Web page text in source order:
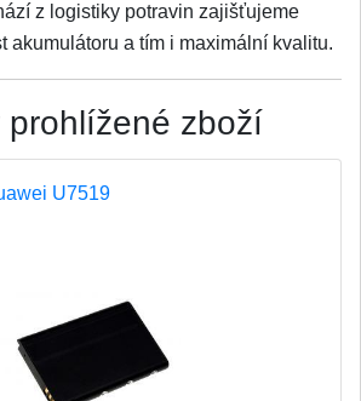
z logistiky potravin zajišťujeme
akumulátoru a tím i maximální kvalitu.
prohlížené zboží
U7519